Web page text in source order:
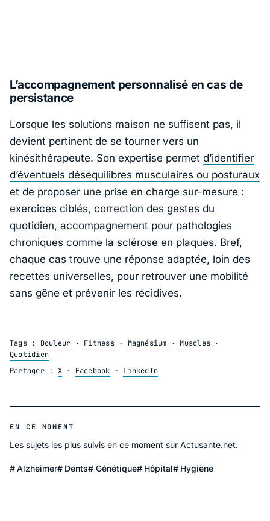
L’accompagnement personnalisé en cas de
persistance
Lorsque les solutions maison ne suffisent pas, il
devient pertinent de se tourner vers un
kinésithérapeute. Son expertise permet d’identifier
d’éventuels déséquilibres musculaires ou posturaux
et de proposer une prise en charge sur-mesure :
exercices ciblés, correction des gestes du
quotidien, accompagnement pour pathologies
chroniques comme la sclérose en plaques. Bref,
chaque cas trouve une réponse adaptée, loin des
recettes universelles, pour retrouver une mobilité
sans gêne et prévenir les récidives.
Tags : Douleur · Fitness· Magnésium ·Muscles ·
Quotidien
Partager : X· Facebook · LinkedIn
EN CE MOMENT
Les sujets les plus suivis en ce moment sur Actusante.net.
Alzheimer Dents Génétique Hôpital Hygiène